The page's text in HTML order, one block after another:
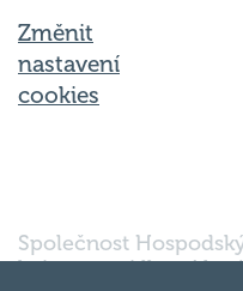
Změnit
nastavení
cookies
Společnost
kvíz s.r.o., sídlem